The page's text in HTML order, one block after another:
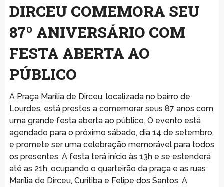
DIRCEU COMEMORA SEU
87º ANIVERSÁRIO COM
FESTA ABERTA AO
PÚBLICO
A Praça Marília de Dirceu, localizada no bairro de
Lourdes, está prestes a comemorar seus 87 anos com
uma grande festa aberta ao público. O evento está
agendado para o próximo sábado, dia 14 de setembro,
e promete ser uma celebração memorável para todos
os presentes. A festa terá início às 13h e se estenderá
até as 21h, ocupando o quarteirão da praça e as ruas
Marília de Dirceu, Curitiba e Felipe dos Santos. A